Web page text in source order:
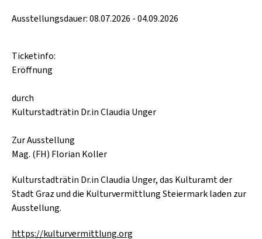
Ausstellungsdauer: 08.07.2026 - 04.09.2026
Ticketinfo:
Eröffnung
durch
Kulturstadträtin Dr.in Claudia Unger
Zur Ausstellung
Mag. (FH) Florian Koller
Kulturstadträtin Dr.in Claudia Unger, das Kulturamt der
Stadt Graz und die Kulturvermittlung Steiermark laden zur
Ausstellung.
https://kulturvermittlung.org